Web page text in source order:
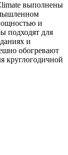
выполнены
и
подходят для
и
обогревают
круглогодичной